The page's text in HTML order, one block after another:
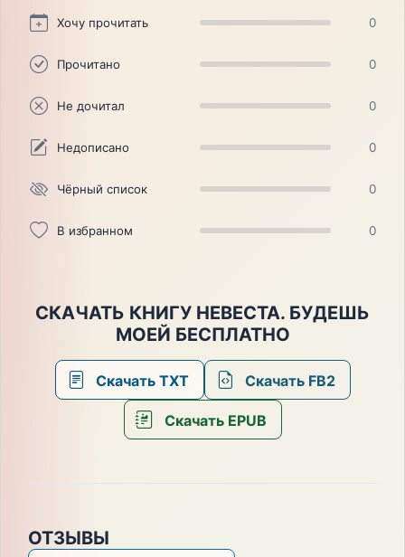
Хочу прочитать 0
Прочитано 0
Не дочитал 0
Недописано 0
Чёрный список 0
В избранном 0
СКАЧАТЬ КНИГУ НЕВЕСТА. БУДЕШЬ
МОЕЙ БЕСПЛАТНО
Скачать TXT Скачать FB2
Скачать EPUB
ОТЗЫВЫ